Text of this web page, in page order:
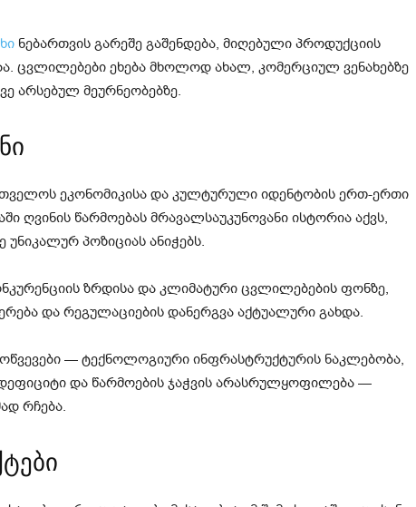
ნებართვის გარეშე გაშენდება, მიღებული პროდუქციის
ცვლილებები ეხება მხოლოდ ახალ, კომერციულ ვენახებზე
არსებულ მეურნეობებზე.
ეკონომიკისა და კულტურული იდენტობის ერთ-ერთი
ღვინის წარმოებას მრავალსაუკუნოვანი ისტორია აქვს,
პოზიციას ანიჭებს.
ზრდისა და კლიმატური ცვლილებების ფონზე,
და რეგულაციების დანერგვა აქტუალური გახდა.
— ტექნოლოგიური ინფრასტრუქტურის ნაკლებობა,
და წარმოების ჯაჭვის არასრულყოფილება —
რჩება.